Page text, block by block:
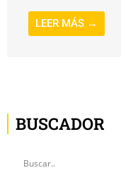
LEER MÁS →
BUSCADOR